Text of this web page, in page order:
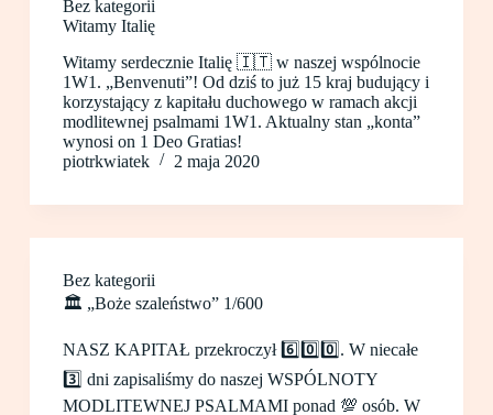
Bez kategorii
Witamy Italię
Witamy serdecznie Italię 🇮🇹 w naszej wspólnocie
1W1. „Benvenuti”! Od dziś to już 15 kraj budujący i
korzystający z kapitału duchowego w ramach akcji
modlitewnej psalmami 1W1. Aktualny stan „konta”
wynosi on 1 Deo Gratias!
piotrkwiatek
2 maja 2020
Bez kategorii
🏛 „Boże szaleństwo” 1/600
NASZ KAPITAŁ przekroczył 6️⃣0️⃣0️⃣. W niecałe
3️⃣ dni zapisaliśmy do naszej WSPÓLNOTY
MODLITEWNEJ PSALMAMI ponad 💯 osób. W